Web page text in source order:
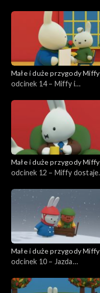
Małe i duże przygody Miffy
odcinek 14 – Miffy i
Małe i duże przygody Miffy
odcinek 12 – Miffy dostaje
Małe i duże przygody Miffy
odcinek 10 – Jazda